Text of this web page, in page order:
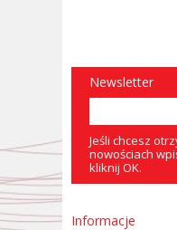
Newsletter
Jeśli chcesz
nowościach
kliknij OK.
Informacje